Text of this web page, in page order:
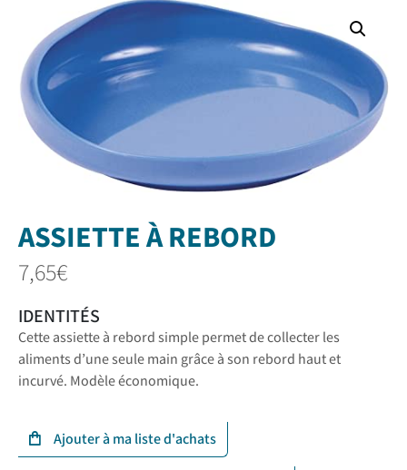
ASSIETTE À REBORD
7,65€
IDENTITÉS
Cette assiette à rebord simple permet de collecter les
aliments d’une seule main grâce à son rebord haut et
incurvé. Modèle économique.